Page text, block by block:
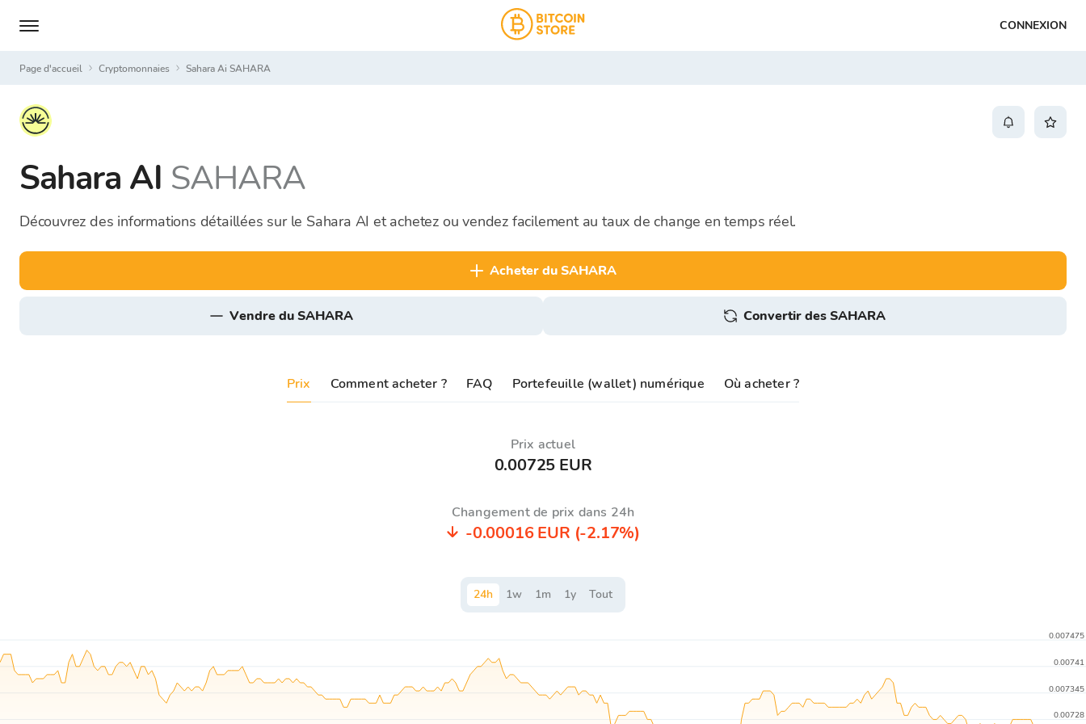
CONNEXION
Page d'accueil Cryptomonnaies Sahara Ai SAHARA
Sahara AI SAHARA
Découvrez des informations détaillées sur le Sahara AI et achetez ou vendez facilement au taux de change en temps réel.
acheter du SAHARA
vendre du SAHARA Convertir des SAHARA
Prix Comment acheter ? FAQ Portefeuille (wallet) numérique Où acheter ?
Prix ​​actuel
0.00725 EUR
Changement de prix dans 24h
-0.00016 EUR (-2.17%)
24h 1w 1m 1y Tout
0.00728
0.007345
0.00741
0.007475